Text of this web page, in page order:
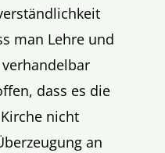
man Lehre und
dass es die
nicht
an